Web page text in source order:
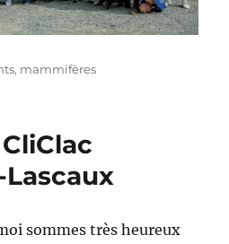
, mammifères
sommes très heureux